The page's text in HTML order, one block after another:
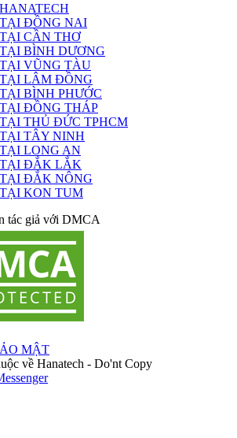
ĐỒNG NAI
CẦN THƠ
BÌNH DƯƠNG
VŨNG TÀU
LÂM ĐỒNG
BÌNH PHƯỚC
ĐỒNG THÁP
THỦ ĐỨC TPHCM
TÂY NINH
LONG AN
ĐẮK LẮK
ĐẮK NÔNG
KON TUM
tác giả với DMCA
MẬT
về Hanatech - Do'nt Copy